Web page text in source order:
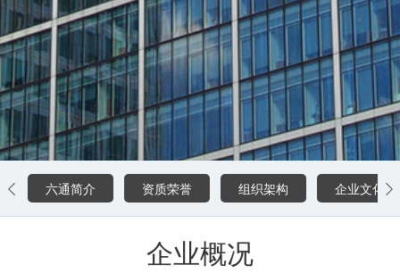
六通简介 资质荣誉 组织架构 企业文化
 
企业概况